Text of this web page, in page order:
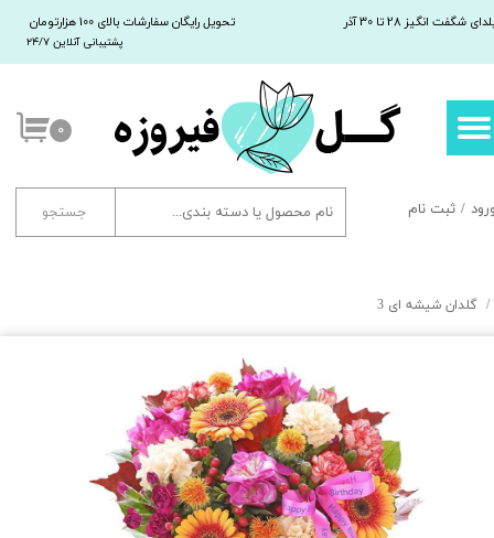
تحویل رایگان سفارشات بالای 100 هزارتومان
پشتیبانی آنلاین ۲۴/۷
شگفت انگیز 28 تا 30 آذر
جستجو / ثبت نام
تغییر کلمه عبور
سفارشات
خروج
۰
گلدان شیشه ای 3